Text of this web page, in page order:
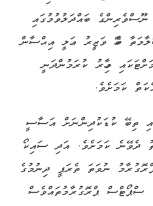
ބައްދަލުވުމުގައި
ބެހޭ ވަޒީރު ޢަލީ އިޙްސާން
މިހާރު ކުރަމުންދަނީ
ކަމަށެވެ.
ތިބޭ ކުޑަކުދިންނަށް އަސާސީ
ދެވޭނެ ކަމަށެވެ. އަދި ސައިކޯ
ނުވަތަ ތެރަޕީ ދިނުމުގެ
ސްޕޯޓްސް ޕްރޮގުރާމުތައްވެސް